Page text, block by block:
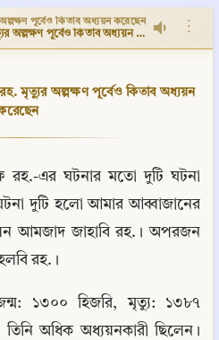
পূর্বেও কিতাব অধ্যয়ন করেছেন
📄 শায়খ জাহাবি ও শায়খ তক্বাহ রহ. মৃত্যুর অল্পক্ষণ পূর্বেও কিতাব অধ্যয়ন করেছেন ⋮
মৃত্যুর অল্পক্ষণ পূর্বেও কিতাব অধ্যয়ন
রহ.-এর ঘটনার মতো দুটি ঘটনা
দুটি হলো আমার আব্বাজানের
আমজাদ জাহাবি রহ.। অপরজন
রহ.।
১৩০০ হিজরি, মৃত্যু: ১৩৮৭
অধিক অধ্যয়নকারী ছিলেন।